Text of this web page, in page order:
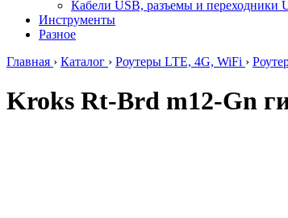
Кабели USB, разъемы и переходники
Инструменты
Разное
Главная › Каталог › Роутеры LTE, 4G, WiFi ›
Kroks Rt-Brd m12-Gn